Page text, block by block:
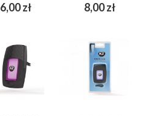
6,00 złCena 8,00 złCena